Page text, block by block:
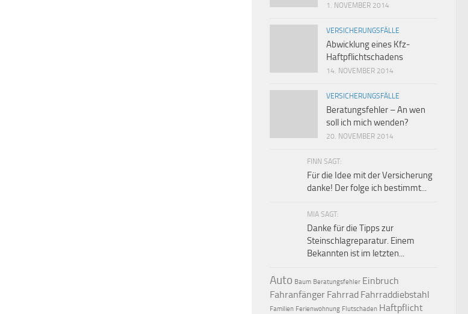
1. NOVEMBER 2014
VERSICHERUNGSFÄLLE
Abwicklung eines Kfz-
Haftpflichtschadens
14. NOVEMBER 2014
VERSICHERUNGSFÄLLE
Beratungsfehler – An wen
soll ich mich wenden?
20. NOVEMBER 2014
FINN SAGT:
Für die Idee mit der Versicherung
danke! Der folge ich bestimmt...
MIA SAGT:
Danke für die Tipps zur
Steinschlagreparatur. Einem
Bekannten ist im letzten...
Auto Baum Beratungsfehler Einbruch
Fahranfänger Fahrrad Fahrraddiebstahl
Familien Ferienwohnung Flutschaden Haftpflicht